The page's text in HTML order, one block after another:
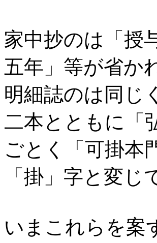
家中抄のは「授
五年」等が省か
明細誌のは同じ
二本とともに「
ごとく「可掛本
「掛」字と変じ
いまこれらを案